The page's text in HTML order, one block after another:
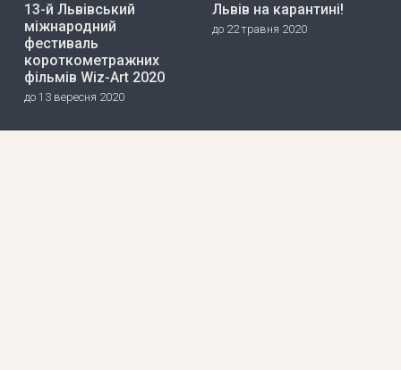
13-й Львівський
міжнародний
фестиваль
короткометражних
фільмів Wiz-Art 2020
до 13 вересня 2020
Львів на карантині!
до 22 травня 2020